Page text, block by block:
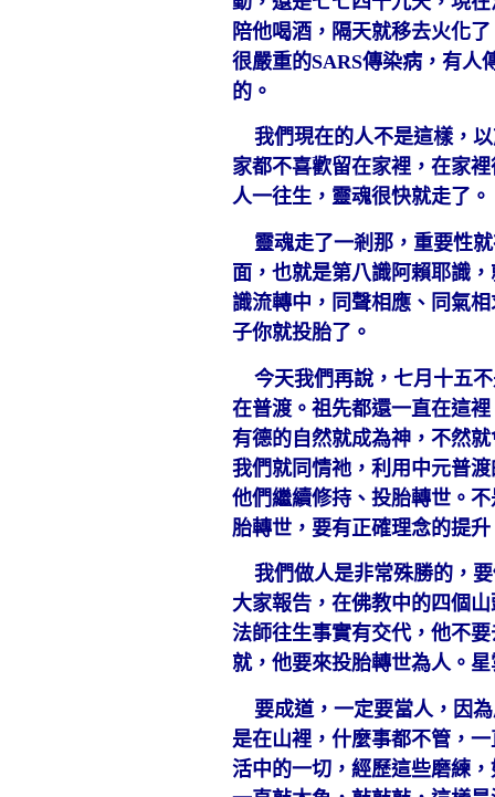
陪他喝酒，隔天就移去火化
很嚴重的SARS傳染病，有人
的。
我們現在的人不是這樣，以
家都不喜歡留在家裡，在家
人一往生，靈魂很快就走了。
靈魂走了一剎那，重要性就
面，也就是第八識阿賴耶識
識流轉中，同聲相應、同氣
子你就投胎了。
今天我們再說，七月十五不
在普渡。祖先都還一直在這
有德的自然就成為神，不然
我們就同情祂，利用中元普
他們繼續修持、投胎轉世。
胎轉世，要有正確理念的提
我們做人是非常殊勝的，要
大家報告，在佛教中的四個
法師往生事實有交代，他不
就，他要來投胎轉世為人。
要成道，一定要當人，因為
是在山裡，什麼事都不管，
活中的一切，經歷這些磨練